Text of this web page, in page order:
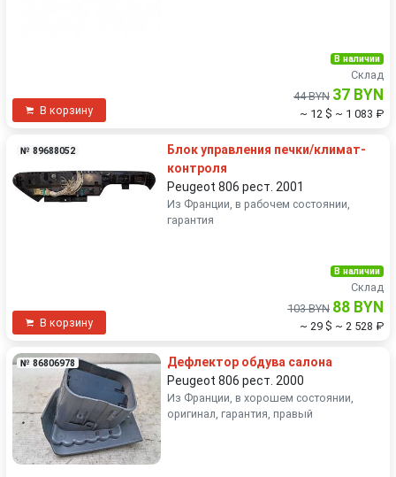
В корзину
В наличии
Склад
44 BYN 37 BYN
~ 12 $ ~ 1 083 ₽
№ 89688052
Блок управления печки/климат-
контроля
Peugeot 806 рест. 2001
Из Франции, в рабочем состоянии,
гарантия
В корзину
В наличии
Склад
103 BYN 88 BYN
~ 29 $ ~ 2 528 ₽
№ 86806978
Дефлектор обдува салона
Peugeot 806 рест. 2000
Из Франции, в хорошем состоянии,
оригинал, гарантия, правый